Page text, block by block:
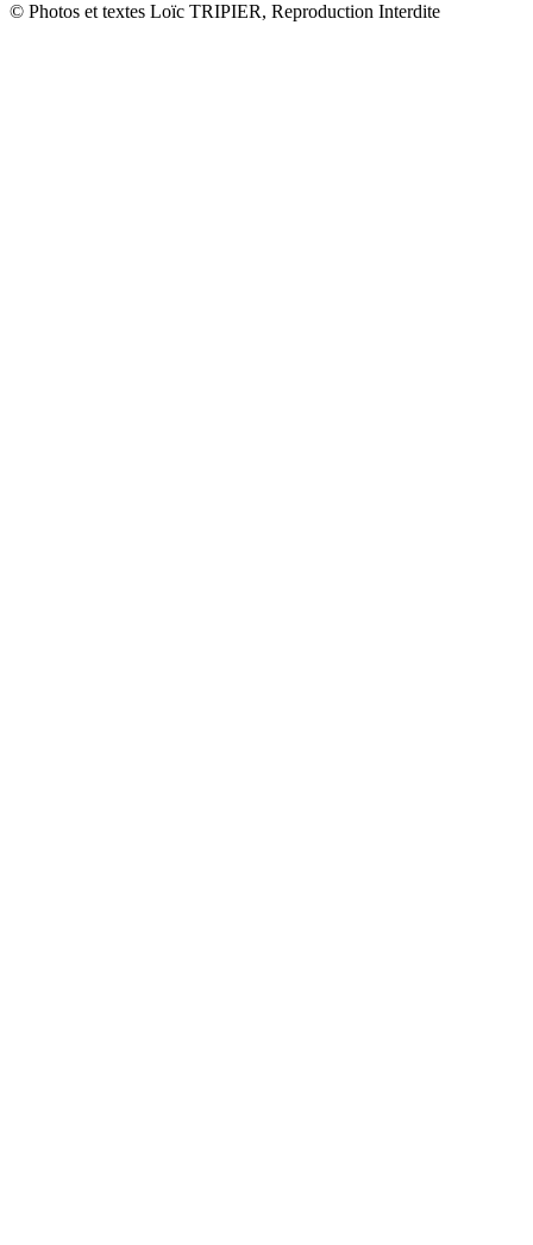
© Photos et textes Loïc TRIPIER, Reproduction Interdite